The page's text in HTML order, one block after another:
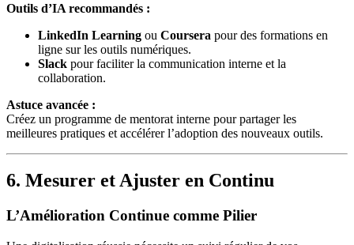
Outils d’IA recommandés :
LinkedIn Learning ou Coursera pour des formations en
ligne sur les outils numériques.
Slack pour faciliter la communication interne et la
collaboration.
Astuce avancée :
Créez un programme de mentorat interne pour partager les
meilleures pratiques et accélérer l’adoption des nouveaux outils.
6. Mesurer et Ajuster en Continu
L’Amélioration Continue comme Pilier